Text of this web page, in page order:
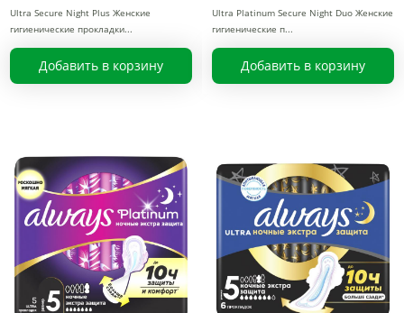
Ultra Secure Night Plus Женские
гигиенические прокладки
Добавить в корзину
Ultra Platinum Secure Night Duo Женские
гигиенические п
Добавить в корзину